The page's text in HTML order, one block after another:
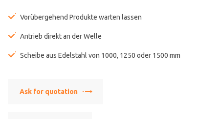
Vorübergehend Produkte warten lassen
Antrieb direkt an der Welle
Scheibe aus Edelstahl von 1000, 1250 oder 1500 mm
Ask for quotation